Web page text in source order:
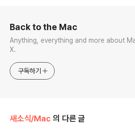
Back to the Mac
Anything, everything and more about
X.
구독하기
새소식/Mac 의 다른 글